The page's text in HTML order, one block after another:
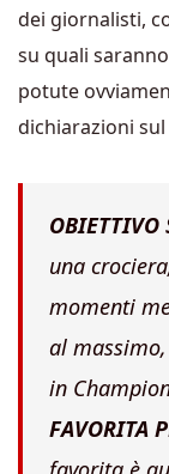
dei giornalisti,
su quali
potute
dichiarazioni
OBIETTIVO
una
momenti
al
in
FAVORITA